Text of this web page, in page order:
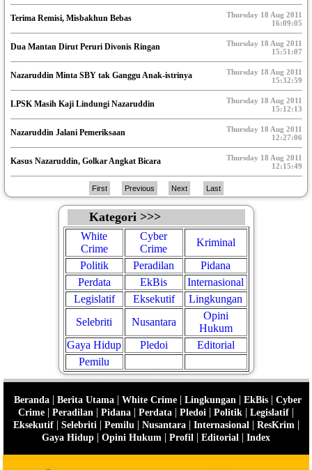
Terima Remisi, Misbakhun Bebas
Thursday 18 Aug 2011
16:09:05
Dua Mantan Dirut Peruri Divonis Ringan
Thursday 18 Aug 2011
15:51:07
Nazaruddin Minta SBY tak Ganggu Anak-istrinya
Thursday 18 Aug 2011
15:32:59
LPSK Masih Kaji Lindungi Nazaruddin
Thursday 18 Aug 2011
15:12:13
Nazaruddin Jalani Pemeriksaan
Thursday 18 Aug 2011
12:27:06
Kasus Nazaruddin, Golkar Angkat Bicara
Thursday 18 Aug 2011
12:15:49
First Previous Next Last
Kategori >>>
White
Crime
Cyber
Crime
Kriminal
Politik
Peradilan
Pidana
Perdata
EkBis
Internasional
Legislatif
Eksekutif
Lingkungan
Selebriti
Nusantara
Opini
Hukum
Gaya Hidup
Pledoi
Editorial
Pemilu
Beranda| Berita Utama| White Crime| Lingkungan | EkBis| Cyber
Crime | Peradilan | Pidana | Perdata | Pledoi | Politik | Legislatif |
Eksekutif| Selebriti | Pemilu | Nusantara| Internasional | ResKrim |
Gaya Hidup | Opini Hukum | Profil | Editorial | Index